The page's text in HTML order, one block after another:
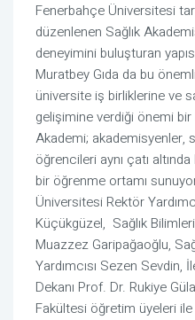
Fenerbahçe Üniversitesi
düzenlenen Sağlık
deneyimini buluşturan
Muratbey Gıda da bu
üniversite iş birliklerine ve
gelişimine verdiği önemi
Akademi; akademisyenler,
öğrencileri aynı çatı
bir öğrenme ortamı
Üniversitesi Rektör
Küçükgüzel,  Sağlık
Muazzez Garipağaoğlu,
Yardımcısı Sezen
Dekanı Prof. Dr. Rukiye
Fakültesi öğretim üyeleri ile